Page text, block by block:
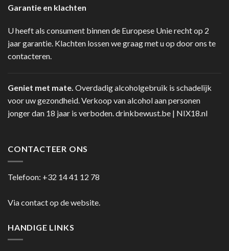
Garantie en klachten
U heeft als consument binnen de Europese Unie recht op 2
jaar garantie. Klachten lossen we graag met u op door ons te
contacteren.
Geniet met mate. Overdadig alcoholgebruik is schadelijk
voor uw gezondheid. Verkoop van alcohol aan personen
jonger dan 18 jaar is verboden.drinkbewust.be | NIX18.nl
CONTACTEER ONS
Telefoon: +32 14 41 12 78
Via contact op de website.
HANDIGE LINKS